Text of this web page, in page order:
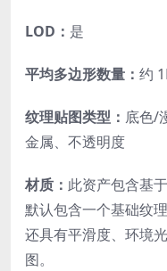
LOD： 是
平均多边形数量： 约
纹理贴图类型： 底色/
金属、不透明度
材质： 此资产包含基
默认包含一个基础纹
还具有平滑度、环境
图。